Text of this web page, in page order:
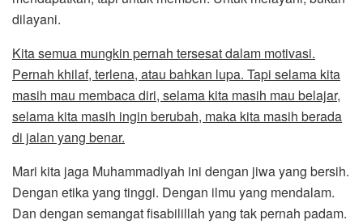
dilayani.
Kita semua mungkin pernah tersesat dalam motivasi.
Pernah khilaf, terlena, atau bahkan lupa. Tapi selama kita
masih mau membaca diri, selama kita masih mau belajar,
selama kita masih ingin berubah, maka kita masih berada
di jalan yang benar.
Mari kita jaga Muhammadiyah ini dengan jiwa yang bersih.
Dengan etika yang tinggi. Dengan ilmu yang mendalam.
Dan dengan semangat fisabilillah yang tak pernah padam.